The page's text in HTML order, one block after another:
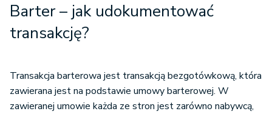
Barter – jak udokumentować
transakcję?
Transakcja barterowa jest transakcją bezgotówkową, która
zawierana jest na podstawie umowy barterowej. W
zawieranej umowie każda ze stron jest zarówno nabywcą,